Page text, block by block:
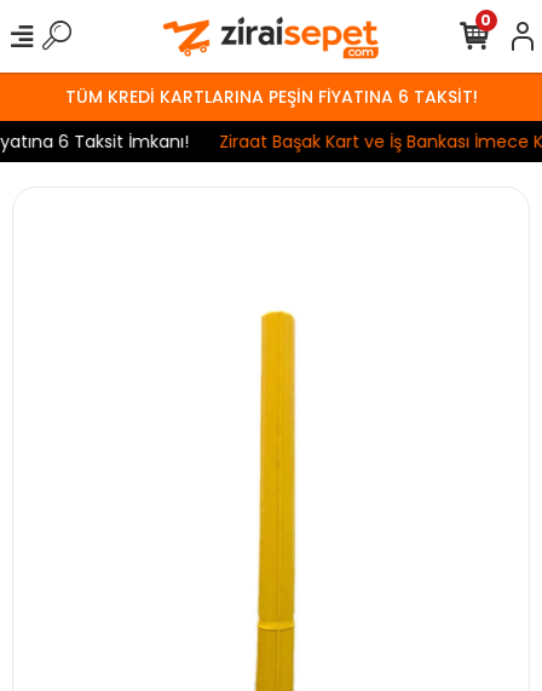
TÜM KREDİ KARTLARINA PEŞİN FİYATINA 6 TAKSİT!
6 Taksit İmkanı!
Ziraat Başak Kart ve İş Bankası İmece
0